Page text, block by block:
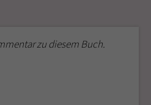
zu diesem Buch.